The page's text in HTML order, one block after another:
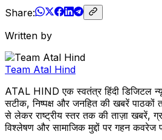
Share:
Written by
Team Atal Hind
ATAL HIND एक स्वतंत्र हिंदी डिजिटल
सटीक, निष्पक्ष और जनहित की खबरें पाठकों
से लेकर राष्ट्रीय स्तर तक की ताज़ा खबरें,
विश्लेषण और सामाजिक मुद्दों पर गहन कवरेज